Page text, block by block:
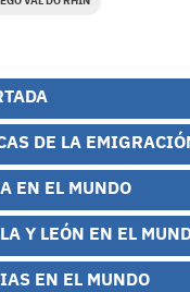
DE LA
EN EL MUNDO
Y LEÓN EN EL
EN EL MUNDO